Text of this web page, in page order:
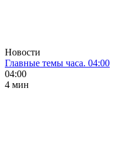
Новости
Главные темы часа. 04:00
04:00
4 мин